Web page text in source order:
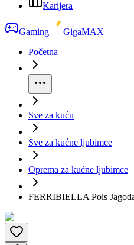
Karijera
Gaming
GigaMAX
Početna
Sve za kuću
Sve za kućne ljubimce
Oprema za kućne ljubimce
FERRIBIELLA Pois